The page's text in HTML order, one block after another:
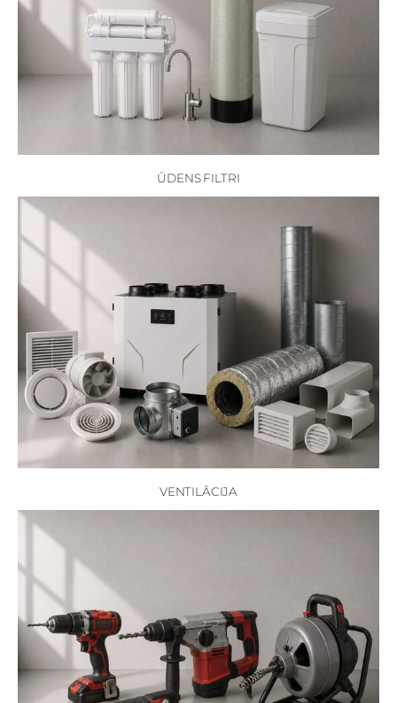
ŪDENS FILTRI
VENTILĀCIJA